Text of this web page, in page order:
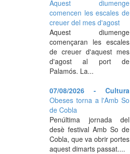
Aquest diumenge
comencen les escales de
creuer del mes d'agost
Aquest diumenge
començaran les escales
de creuer d'aquest mes
d'agost al port de
Palamós. La...
07/08/2026 - Cultura
Obeses torna a l'Amb So
de Cobla
Penúltima jornada del
desè festival Amb So de
Cobla, que va obrir portes
aquest dimarts passat....